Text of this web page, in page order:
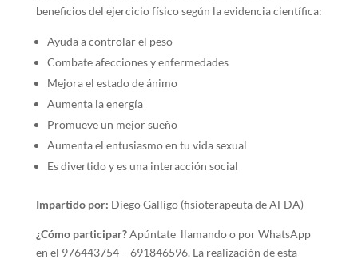
beneficios del ejercicio físico según la evidencia científica:
Ayuda a controlar el peso
Combate afecciones y enfermedades
Mejora el estado de ánimo
Aumenta la energía
Promueve un mejor sueño
Aumenta el entusiasmo en tu vida sexual
Es divertido y es una interacción social
Impartido por: Diego Galligo (fisioterapeuta de AFDA)
¿Cómo participar?Apúntate llamando o por WhatsApp
en el 976443754 – 691846596. La realización de esta